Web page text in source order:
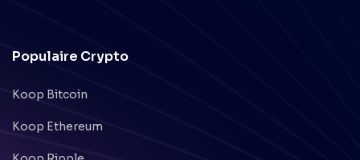
Populaire Crypto
Koop Bitcoin
Koop Ethereum